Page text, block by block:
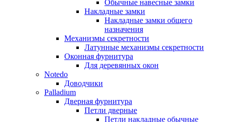
Обычные навесные замки
Накладные замки
Накладные замки общего
назначения
Механизмы секретности
Латунные механизмы секретности
Оконная фурнитура
Для деревянных окон
Notedo
Доводчики
Palladium
Дверная фурнитура
Петли дверные
Петли накладные обычные